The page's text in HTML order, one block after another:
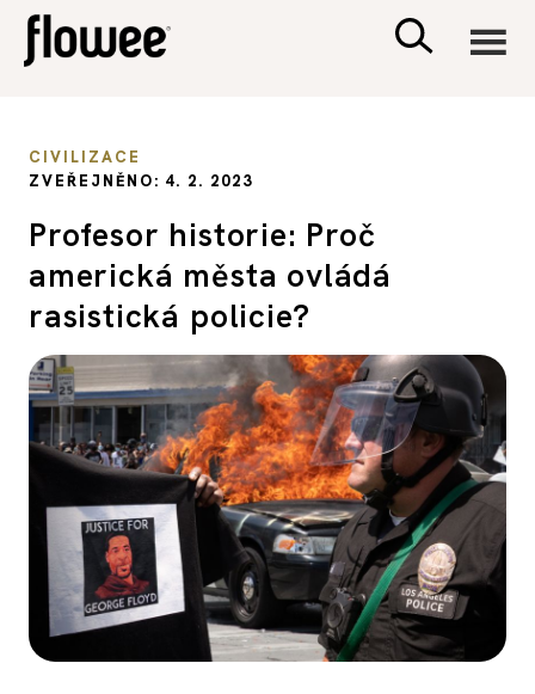
PSYCHOLOGIE
SEX A VZTAHY
PORADNA
CIVILIZACE
ZVEŘEJNĚNO: 4. 2. 2023
Profesor historie: Proč
americká města ovládá
rasistická policie?